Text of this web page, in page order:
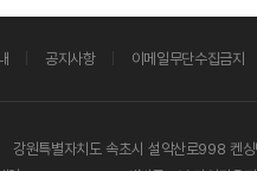
공지사항 이메일무단수집금지
강원특별자치도 속초시 설악산로998 켄